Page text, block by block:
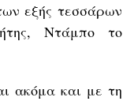
εξής τεσσάρων
Ντάμπο το
ακόμα και με τη